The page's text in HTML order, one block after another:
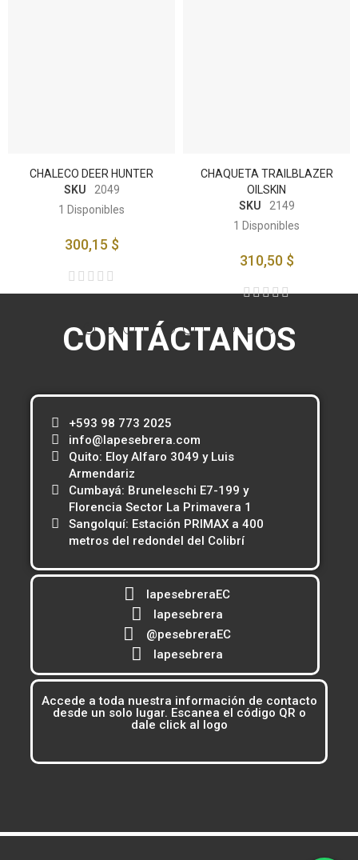
CHALECO DEER HUNTER
SKU
2049
1 Disponibles
300,15 $
CHAQUETA TRAILBLAZER
OILSKIN
SKU
2149
1 Disponibles
310,50 $
CONTÁCTANOS
+593 98 773 2025
info@lapesebrera.com
Quito: Eloy Alfaro 3049 y Luis
Armendariz
Cumbayá: Bruneleschi E7-199 y
Florencia Sector La Primavera 1
Sangolquí: Estación PRIMAX a 400
metros del redondel del Colibrí
lapesebreraEC
lapesebrera
@pesebreraEC
lapesebrera
Accede a toda nuestra información de contacto
desde un solo lugar. Escanea el código QR o
dale click al logo